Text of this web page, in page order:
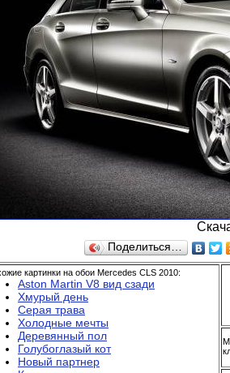
Поделиться…
картинки на обои Mercedes CLS 2010:
Aston Martin V8 вид сзади
Хмурый день
Серая трава
Холодные мечты
Деревянный пол
Голубоглазый кот
Новый партнер